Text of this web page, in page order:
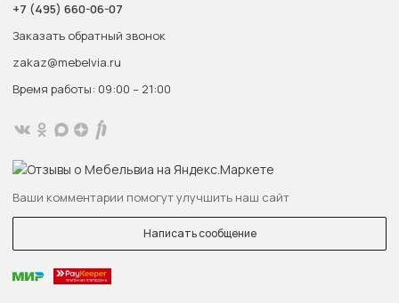
+7 (495) 660-06-07
Заказать обратный звонок
zakaz@mebelvia.ru
Время работы: 09:00 – 21:00
Ваши комментарии помогут улучшить наш сайт
Написать сообщение